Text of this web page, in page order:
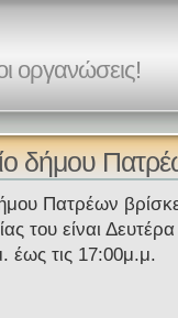
οργανώσεις!
δήμου
Πατρέων
του είναι
έως τις 17:00μ.μ.